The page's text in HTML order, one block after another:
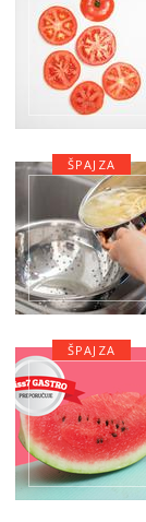
ŠPAJZA
ŠPAJZA